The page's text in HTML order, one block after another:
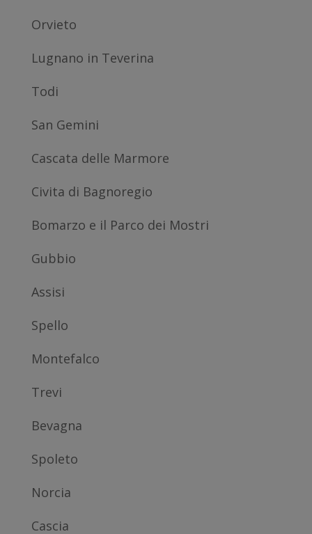
Orvieto
Lugnano in Teverina
Todi
San Gemini
Cascata delle Marmore
Civita di Bagnoregio
Bomarzo e il Parco dei Mostri
Gubbio
Assisi
Spello
Montefalco
Trevi
Bevagna
Spoleto
Norcia
Cascia